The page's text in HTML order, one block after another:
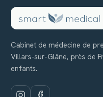
Cabinet de médecine de
Villars-sur-Glâne, près de
enfants.